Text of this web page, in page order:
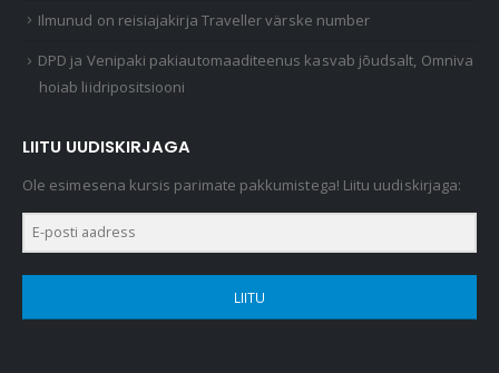
Ilmunud on reisiajakirja Traveller värske number
DPD ja Venipaki pakiautomaaditeenus kasvab jõudsalt, Omniva
hoiab liidripositsiooni
LIITU UUDISKIRJAGA
Ole esimesena kursis parimate pakkumistega! Liitu uudiskirjaga:
LIITU